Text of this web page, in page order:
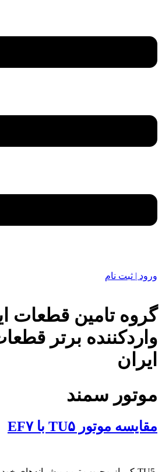
ورود | ثبت نام
گروه تامین قطعات
واردکننده برتر
ایران
موتور سمند
مقایسه موتور TU۵ با EF۷